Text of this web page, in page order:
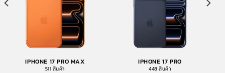
IPHONE 17 PRO MAX
511 สินค้า
IPHONE 17 PRO
448 สินค้า